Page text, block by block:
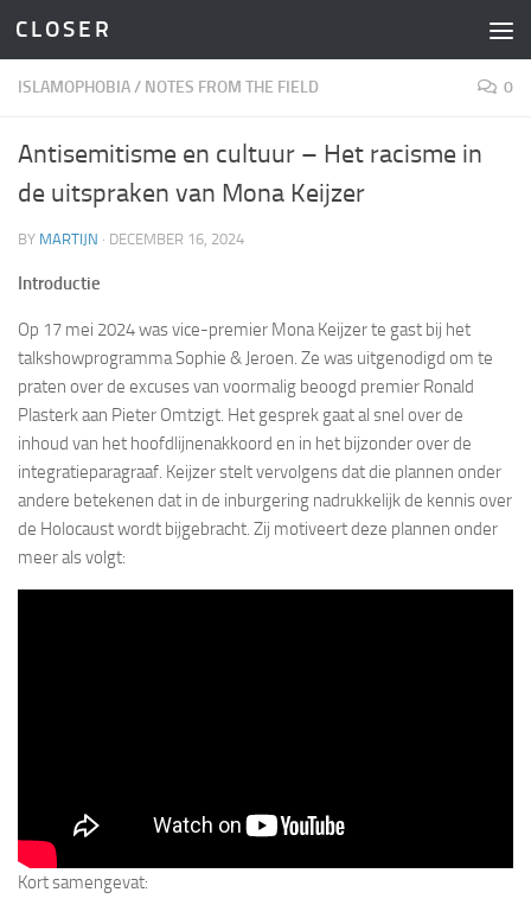
Skip to content
C L O S E R
ISLAMOPHOBIA/ NOTES FROM THE FIELD 0
Antisemitisme en cultuur – Het racisme in
de uitspraken van Mona Keijzer
BY MARTIJN · DECEMBER 16, 2024
Introductie
Op 17 mei 2024 was vice-premier Mona Keijzer te gast bij het
talkshowprogramma Sophie & Jeroen. Ze was uitgenodigd om te
praten over de excuses van voormalig beoogd premier Ronald
Plasterk aan Pieter Omtzigt. Het gesprek gaat al snel over de
inhoud van het hoofdlijnenakkoord en in het bijzonder over de
integratieparagraaf. Keijzer stelt vervolgens dat die plannen onder
andere betekenen dat in de inburgering nadrukkelijk de kennis over
de Holocaust wordt bijgebracht. Zij motiveert deze plannen onder
meer als volgt:
Kort samengevat: